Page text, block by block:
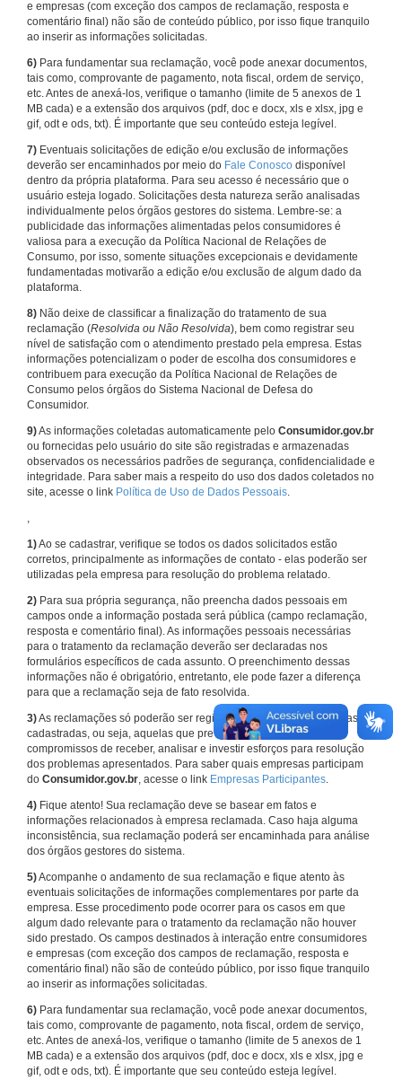
e empresas (com exceção dos campos de reclamação, resposta e
comentário final) não são de conteúdo público, por isso fique tranquilo
ao inserir as informações solicitadas.
6) Para fundamentar sua reclamação, você pode anexar documentos,
tais como, comprovante de pagamento, nota fiscal, ordem de serviço,
etc. Antes de anexá-los, verifique o tamanho (limite de 5 anexos de 1
MB cada) e a extensão dos arquivos (pdf, doc e docx, xls e xlsx, jpg e
gif, odt e ods, txt). É importante que seu conteúdo esteja legível.
7) Eventuais solicitações de edição e/ou exclusão de informações
deverão ser encaminhados por meio do Fale Conosco disponível
dentro da própria plataforma. Para seu acesso é necessário que o
usuário esteja logado. Solicitações desta natureza serão analisadas
individualmente pelos órgãos gestores do sistema. Lembre-se: a
publicidade das informações alimentadas pelos consumidores é
valiosa para a execução da Política Nacional de Relações de
Consumo, por isso, somente situações excepcionais e devidamente
fundamentadas motivarão a edição e/ou exclusão de algum dado da
plataforma.
8) Não deixe de classificar a finalização do tratamento de sua
reclamação (Resolvida ou Não Resolvida), bem como registrar seu
nível de satisfação com o atendimento prestado pela empresa. Estas
informações potencializam o poder de escolha dos consumidores e
contribuem para execução da Política Nacional de Relações de
Consumo pelos órgãos do Sistema Nacional de Defesa do
Consumidor.
9)As informações coletadas automaticamente pelo Consumidor.gov.br
ou fornecidas pelo usuário do site são registradas e armazenadas
observados os necessários padrões de segurança, confidencialidade e
integridade. Para saber mais a respeito do uso dos dados coletados no
site, acesse o link Política de Uso de Dados Pessoais.
,
1)Ao se cadastrar, verifique se todos os dados solicitados estão
corretos, principalmente as informações de contato - elas poderão ser
utilizadas pela empresa para resolução do problema relatado.
2) Para sua própria segurança, não preencha dados pessoais em
campos onde a informação postada será pública (campo reclamação,
resposta e comentário final). As informações pessoais necessárias
para o tratamento da reclamação deverão ser declaradas nos
formulários específicos de cada assunto. O preenchimento dessas
informações não é obrigatório, entretanto, ele pode fazer a diferença
para que a reclamação seja de fato resolvida.
3)As reclamações só poderão ser registradas em face de empresas
cadastradas, ou seja, aquelas que previamente assumiram
compromissos de receber, analisar e investir esforços para resolução
dos problemas apresentados. Para saber quais empresas participam
do Consumidor.gov.br, acesse o link Empresas Participantes.
4) Fique atento! Sua reclamação deve se basear em fatos e
informações relacionados à empresa reclamada. Caso haja alguma
inconsistência, sua reclamação poderá ser encaminhada para análise
dos órgãos gestores do sistema.
5)Acompanhe o andamento de sua reclamação e fique atento às
eventuais solicitações de informações complementares por parte da
empresa. Esse procedimento pode ocorrer para os casos em que
algum dado relevante para o tratamento da reclamação não houver
sido prestado. Os campos destinados à interação entre consumidores
e empresas (com exceção dos campos de reclamação, resposta e
comentário final) não são de conteúdo público, por isso fique tranquilo
ao inserir as informações solicitadas.
6) Para fundamentar sua reclamação, você pode anexar documentos,
tais como, comprovante de pagamento, nota fiscal, ordem de serviço,
etc. Antes de anexá-los, verifique o tamanho (limite de 5 anexos de 1
MB cada) e a extensão dos arquivos (pdf, doc e docx, xls e xlsx, jpg e
gif, odt e ods, txt). É importante que seu conteúdo esteja legível.